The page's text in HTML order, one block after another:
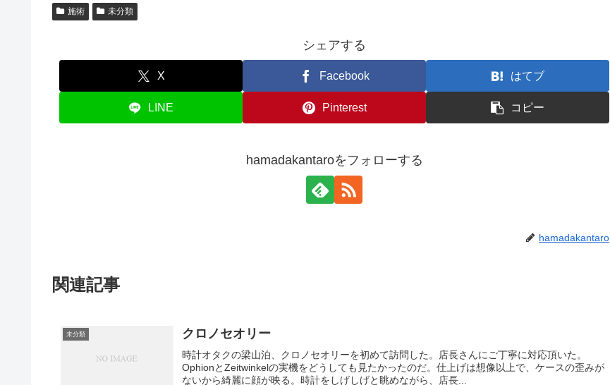
施術 未分類
シェアする
X Facebook はてブ
LINE Pinterest コピー
hamadakantaroをフォローする
hamadakantaro
関連記事
未分類 クロノセオリー
時計オタクの梁山泊、クロノセオリーを初めて訪問した。店長さんにご丁寧に対応頂いた。
OphionとZeitwinkelの実機をどうしても見たかったのだ。仕上げは想像以上で、ケースの歪みが
ないから綺麗に顔が映る。時計をしげしげと眺めながら、店長...